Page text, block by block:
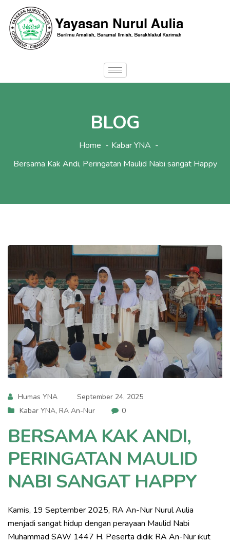
BLOG
Home
Kabar YNA
Bersama Kak Andi, Peringatan Maulid Nabi sangat Happy
Humas YNA
September 24, 2025
Kabar YNA, RA An-Nur 0
BERSAMA KAK ANDI,
PERINGATAN MAULID
NABI SANGAT HAPPY
Kamis, 19 September 2025, RA An-Nur Nurul Aulia
menjadi sangat hidup dengan perayaan Maulid Nabi
Muhammad SAW 1447 H. Peserta didik RA An-Nur ikut